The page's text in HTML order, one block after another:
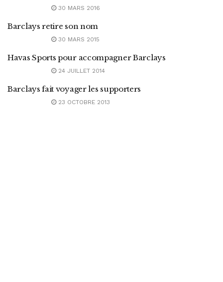
30 MARS 2016
Barclays retire son nom
30 MARS 2015
Havas Sports pour accompagner Barclays
24 JUILLET 2014
Barclays fait voyager les supporters
23 OCTOBRE 2013